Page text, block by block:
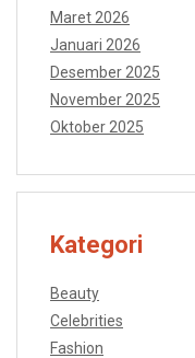
Maret 2026
Januari 2026
Desember 2025
November 2025
Oktober 2025
Kategori
Beauty
Celebrities
Fashion